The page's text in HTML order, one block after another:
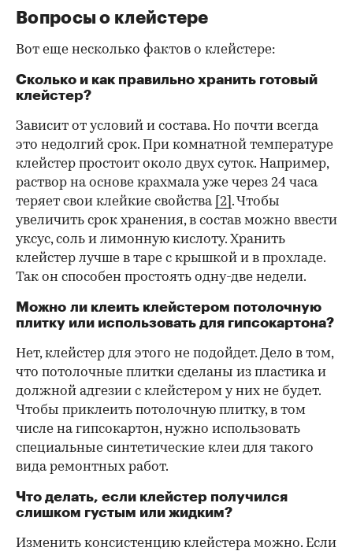
Вопросы о клейстере
Вот еще несколько фактов о клейстере:
Сколько и как правильно хранить готовый
клейстер?
Зависит от условий и состава. Но почти всегда
это недолгий срок. При комнатной температуре
клейстер простоит около двух суток. Например,
раствор на основе крахмала уже через 24 часа
теряет свои клейкие свойства [2] . Чтобы
увеличить срок хранения, в состав можно ввести
уксус, соль и лимонную кислоту. Хранить
клейстер лучше в таре с крышкой и в прохладе.
Так он способен простоять одну-две недели.
Можно ли клеить клейстером потолочную
плитку или использовать для гипсокартона?
Нет, клейстер для этого не подойдет. Дело в том,
что потолочные плитки сделаны из пластика и
должной адгезии с клейстером у них не будет.
Чтобы приклеить потолочную плитку, в том
числе на гипсокартон, нужно использовать
специальные синтетические клеи для такого
вида ремонтных работ.
Что делать, если клейстер получился
слишком густым или жидким?
Изменить консистенцию клейстера можно. Если